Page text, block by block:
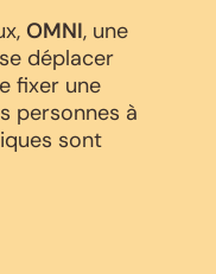
OMNI, une
déplacer
fixer une
personnes à
sont